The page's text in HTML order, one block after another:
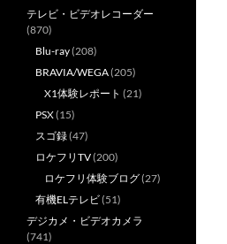
テレビ・ビデオレコーダー
(870)
Blu-ray(208)
BRAVIA/WEGA(205)
X1体験レポート (21)
PSX(15)
スゴ録(47)
ロケフリTV(200)
ロケフリ体験ブログ(27)
有機ELテレビ(51)
デジカメ・ビデオカメラ
(741)